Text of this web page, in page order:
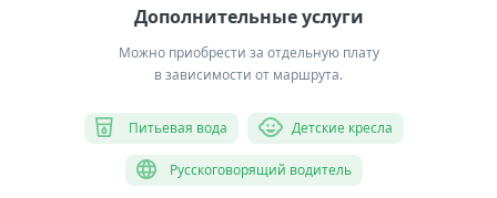
Дополнительные услуги
Можно приобрести за отдельную плату
в зависимости от маршрута.
Питьевая вода Детские кресла
Русскоговорящий водитель